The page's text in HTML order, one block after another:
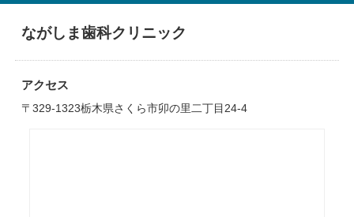
ながしま歯科クリニック
アクセス
〒329-1323栃木県さくら市卯の里二丁目24-4